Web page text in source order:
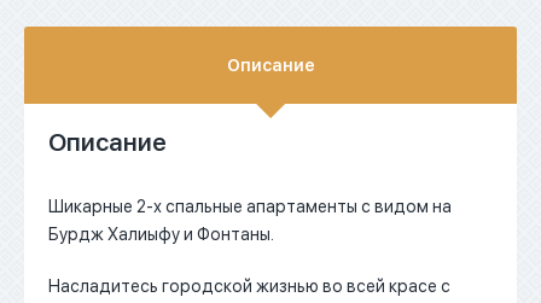
Описание
Описание
Шикарные 2-х спальные апартаменты с видом на
Бурдж Халиыфу и Фонтаны.
Насладитесь городской жизнью во всей красе с